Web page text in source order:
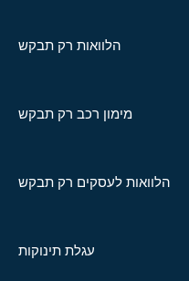
הלוואות רק תבקש
מימון רכב רק תבקש
הלוואות לעסקים רק תבקש
עגלת תינוקות